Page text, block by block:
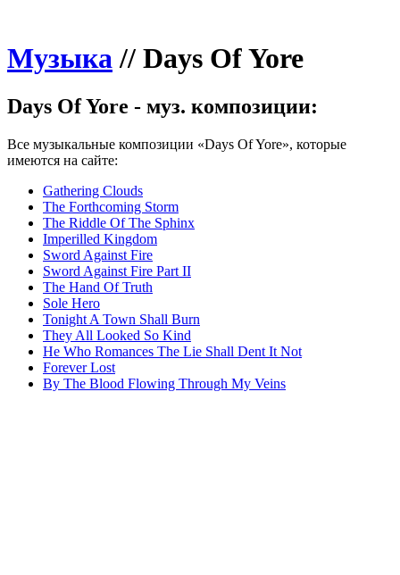
Музыка// Days Of Yore
Days Of Yore - муз. композиции:
Все музыкальные композиции «Days Of Yore», которые
имеются на сайте:
Gathering Clouds
The Forthcoming Storm
The Riddle Of The Sphinx
Imperilled Kingdom
Sword Against Fire
Sword Against Fire Part II
The Hand Of Truth
Sole Hero
Tonight A Town Shall Burn
They All Looked So Kind
He Who Romances The Lie Shall Dent It Not
Forever Lost
By The Blood Flowing Through My Veins